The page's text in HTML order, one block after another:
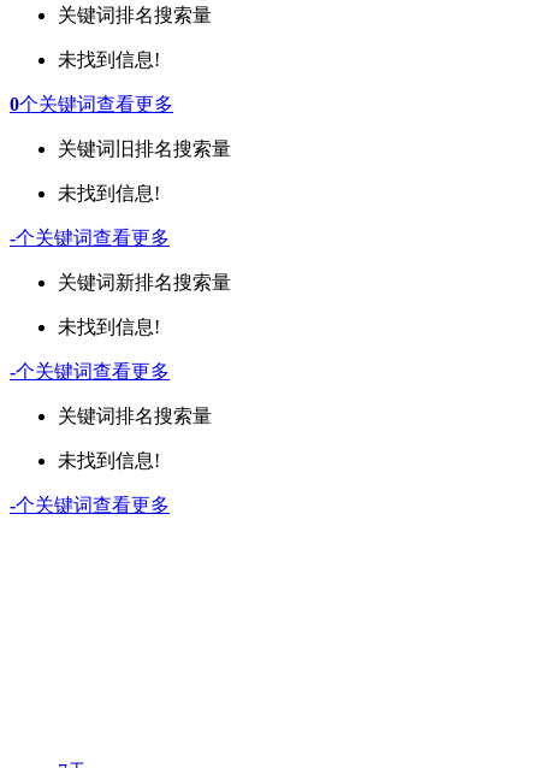
关键词排名搜索量
未找到信息!
0个关键词查看更多
关键词 旧排名搜索量
未找到信息!
-个关键词查看更多
关键词新排名搜索量
未找到信息!
-个关键词查看更多
关键词排名搜索量
未找到信息!
-个关键词查看更多